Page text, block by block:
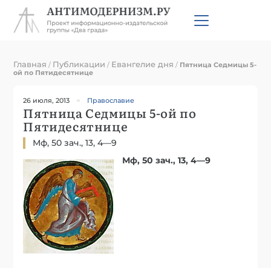
Главная / Публикации / Евангелие дня / Пятница Седмицы 5-
ой по Пятидесятнице
26 июля, 2013 Православие
Пятница Седмицы 5-ой по
Пятидесятнице
Мф, 50 зач., 13, 4—9
Мф, 50 зач., 13, 4—9